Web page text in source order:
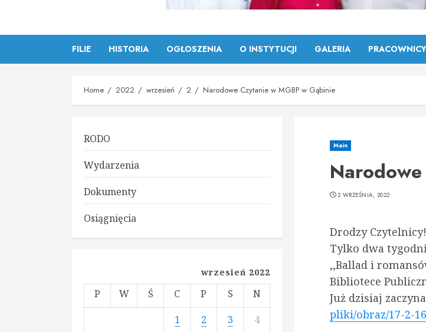
FILIE HISTORIA OGŁOSZENIA O INSTYTUCJI GALERIA PRACOWNICY
Home 2022 wrzesień 2 Narodowe Czytanie w MGBP w Gąbinie
Main
2 WRZEŚNIA, 2022
Drodzy Czytelnicy!
Tylko dwa
,,Ballad i
Bibliotece
Już dzisiaj
pliki/obraz/17-2-
RODO
Wydarzenia
Dokumenty
Osiągnięcia
wrzesień 2022
P W Ś C P S
N
1
2 3
4